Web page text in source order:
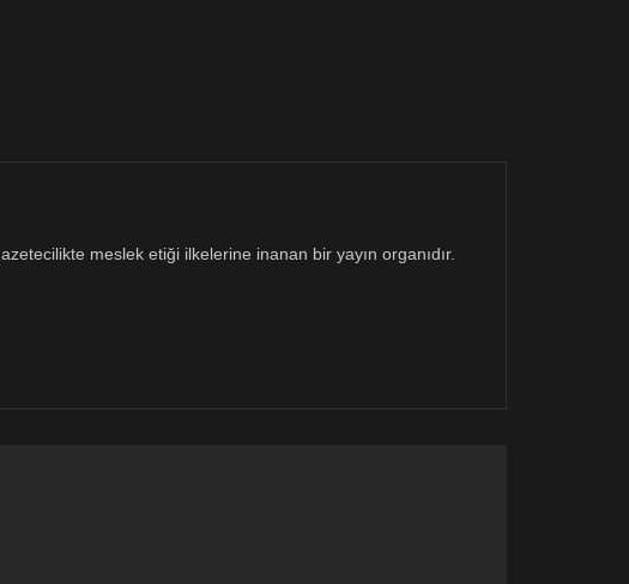
meslek etiği ilkelerine inanan bir yayın organıdır.